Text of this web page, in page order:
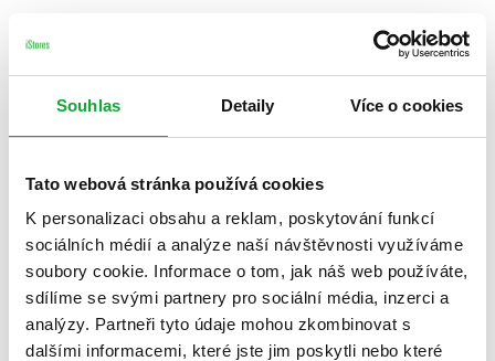
Souhlas Detaily Více o cookies
Tato webová stránka používá cookies
K personalizaci obsahu a reklam, poskytování funkcí
sociálních médií a analýze naší návštěvnosti využíváme
soubory cookie. Informace o tom, jak náš web používáte,
sdílíme se svými partnery pro sociální média, inzerci a
analýzy. Partneři tyto údaje mohou zkombinovat s
dalšími informacemi, které jste jim poskytli nebo které